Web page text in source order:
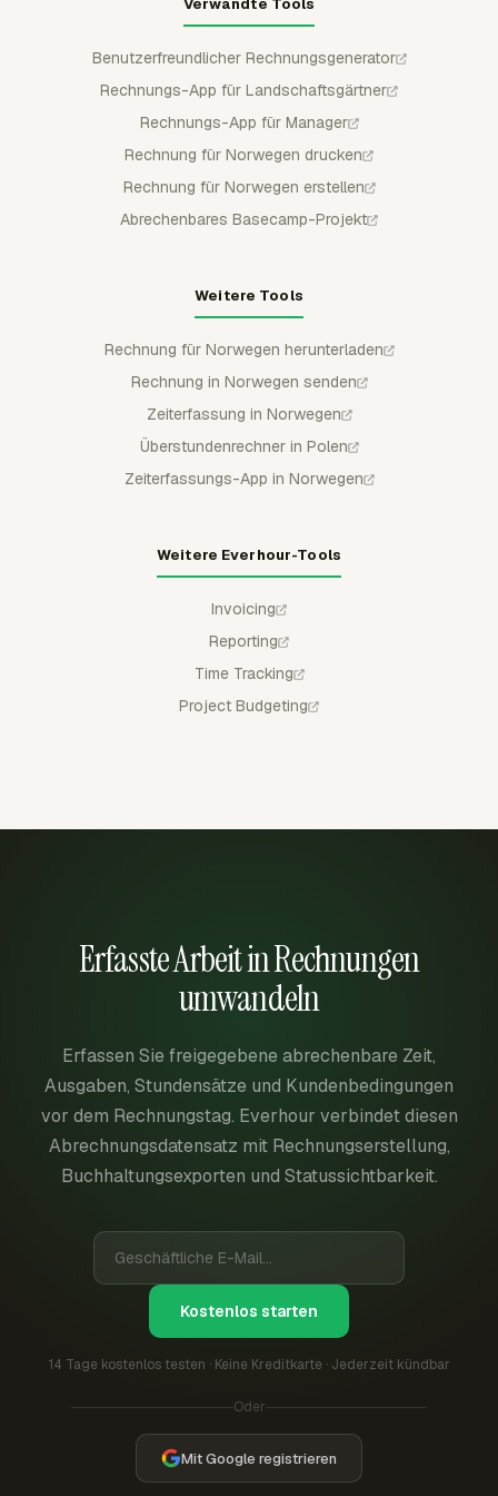
Verwandte Tools
Benutzerfreundlicher Rechnungsgenerator
Rechnungs-App für Landschaftsgärtner
Rechnungs-App für Manager
Rechnung für Norwegen drucken
Rechnung für Norwegen erstellen
Abrechenbares Basecamp-Projekt
Weitere Tools
Rechnung für Norwegen herunterladen
Rechnung in Norwegen senden
Zeiterfassung in Norwegen
Überstundenrechner in Polen
Zeiterfassungs-App in Norwegen
Weitere Everhour-Tools
Invoicing
Reporting
Time Tracking
Project Budgeting
Erfasste Arbeit in Rechnungen
umwandeln
Erfassen Sie freigegebene abrechenbare Zeit,
Ausgaben, Stundensätze und Kundenbedingungen
vor dem Rechnungstag. Everhour verbindet diesen
Abrechnungsdatensatz mit Rechnungserstellung,
Buchhaltungsexporten und Statussichtbarkeit.
Kostenlos starten
14 Tage kostenlos testen · Keine Kreditkarte · Jederzeit kündbar
Oder
Mit Google registrieren